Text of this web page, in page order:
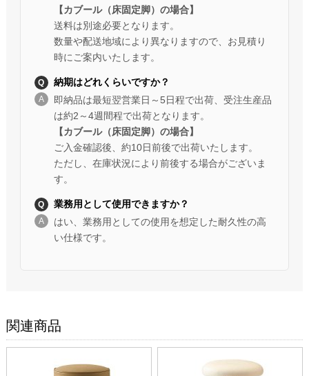
【カブール（床固定脚）の場合】
送料は別途必要となります。
数量や配送地域により異なりますので、お見積り
時にご案内いたします。
納期はどれくらいですか？
即納品は最短翌営業日～5日程で出荷、受注生産品
は約2～4週間程で出荷となります。
【カブール（床固定脚）の場合】
ご入金確認後、約10日前後で出荷いたします。
ただし、在庫状況により前後する場合がございま
す。
業務用として使用できますか？
はい、業務用としての使用を想定した耐久性の高
い仕様です。
関連商品